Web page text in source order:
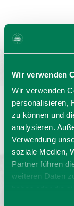
Wir verwenden
Wir verwenden
personalisieren,
zu können und
analysieren.
Verwendung
soziale Medien,
Partner führen
weiteren Daten
Barrierefrei
Kontakt
Bayern - traditionell